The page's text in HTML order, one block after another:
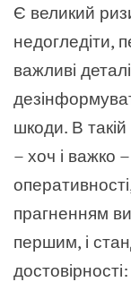
Є великий
недогледіти,
важливі
шкоди. В
– хоч і важко
прагненням
першим, і